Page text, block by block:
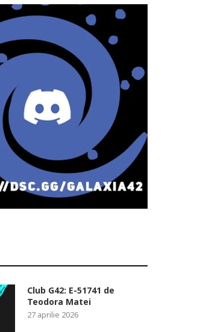
Club G42: E-51741 de
Teodora Matei
27 aprilie 2026